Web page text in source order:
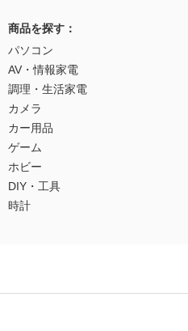
商品を探す：
パソコン
AV・情報家電
調理・生活家電
カメラ
カー用品
ゲーム
ホビー
DIY・工具
時計